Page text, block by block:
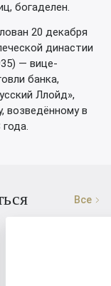
богаделен.
20 декабря
династии
— вице-
банка,
Ллойд»,
возведённому в
Все